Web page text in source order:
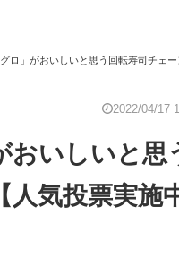
IT製品の総合サイト IT
グロ」がおいしいと思う回転寿司チェ
2022/04/17
おいしいと
気投票実施